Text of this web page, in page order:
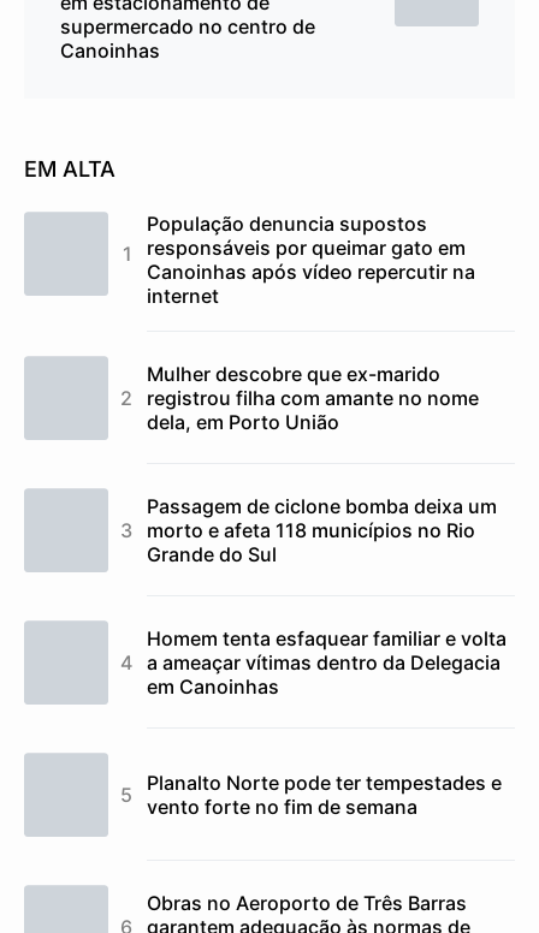
supermercado no centro de
Canoinhas
EM ALTA
População denuncia supostos
responsáveis por queimar gato em
Canoinhas após vídeo repercutir na
internet
Mulher descobre que ex-marido
registrou filha com amante no nome
dela, em Porto União
Passagem de ciclone bomba deixa um
morto e afeta 118 municípios no Rio
Grande do Sul
Homem tenta esfaquear familiar e volta
a ameaçar vítimas dentro da Delegacia
em Canoinhas
Planalto Norte pode ter tempestades e
vento forte no fim de semana
Obras no Aeroporto de Três Barras
garantem adequação às normas de